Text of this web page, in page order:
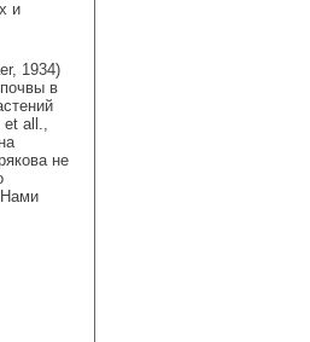
и
1934)
в
et all.,
не
Нами